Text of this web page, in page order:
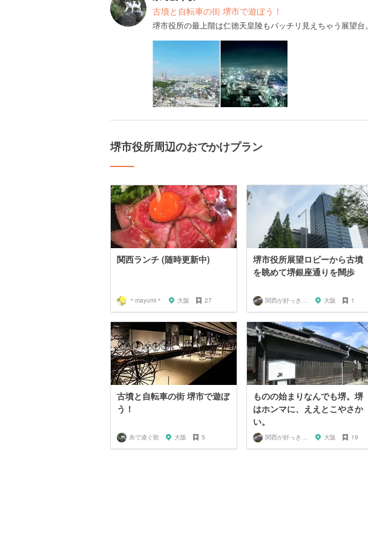
古墳と自転車の街 堺市で遊ぼう！
堺市役所の最上階は仁徳天皇陵もバッチリ見えちゃう展望台。
堺市役所周辺のおでかけプラン
関西ランチ (随時更新中)
＊mayumi＊ 大阪 27
堺市役所展望ロビーから古墳
を眺めて堺銀座通りを闊歩
関西が好っきゃねん 大阪 1
古墳と自転車の街 堺市で遊ぼ
う！
糸で凌ぐ歌 大阪 5
ものの始まりなんでも堺。堺
はホンマに、ええとこやさか
い。
関西が好っきゃねん 大阪 19